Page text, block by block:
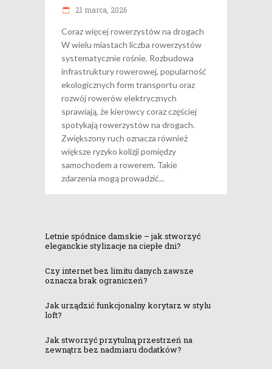
21 marca, 2026
Coraz więcej rowerzystów na drogach
W wielu miastach liczba rowerzystów
systematycznie rośnie. Rozbudowa
infrastruktury rowerowej, popularność
ekologicznych form transportu oraz
rozwój rowerów elektrycznych
sprawiają, że kierowcy coraz częściej
spotykają rowerzystów na drogach.
Zwiększony ruch oznacza również
większe ryzyko kolizji pomiędzy
samochodem a rowerem. Takie
zdarzenia mogą prowadzić
Letnie spódnice damskie – jak stworzyć
eleganckie stylizacje na ciepłe dni?
Czy internet bez limitu danych zawsze
oznacza brak ograniczeń?
Jak urządzić funkcjonalny korytarz w stylu
loft?
Jak stworzyć przytulną przestrzeń na
zewnątrz bez nadmiaru dodatków?